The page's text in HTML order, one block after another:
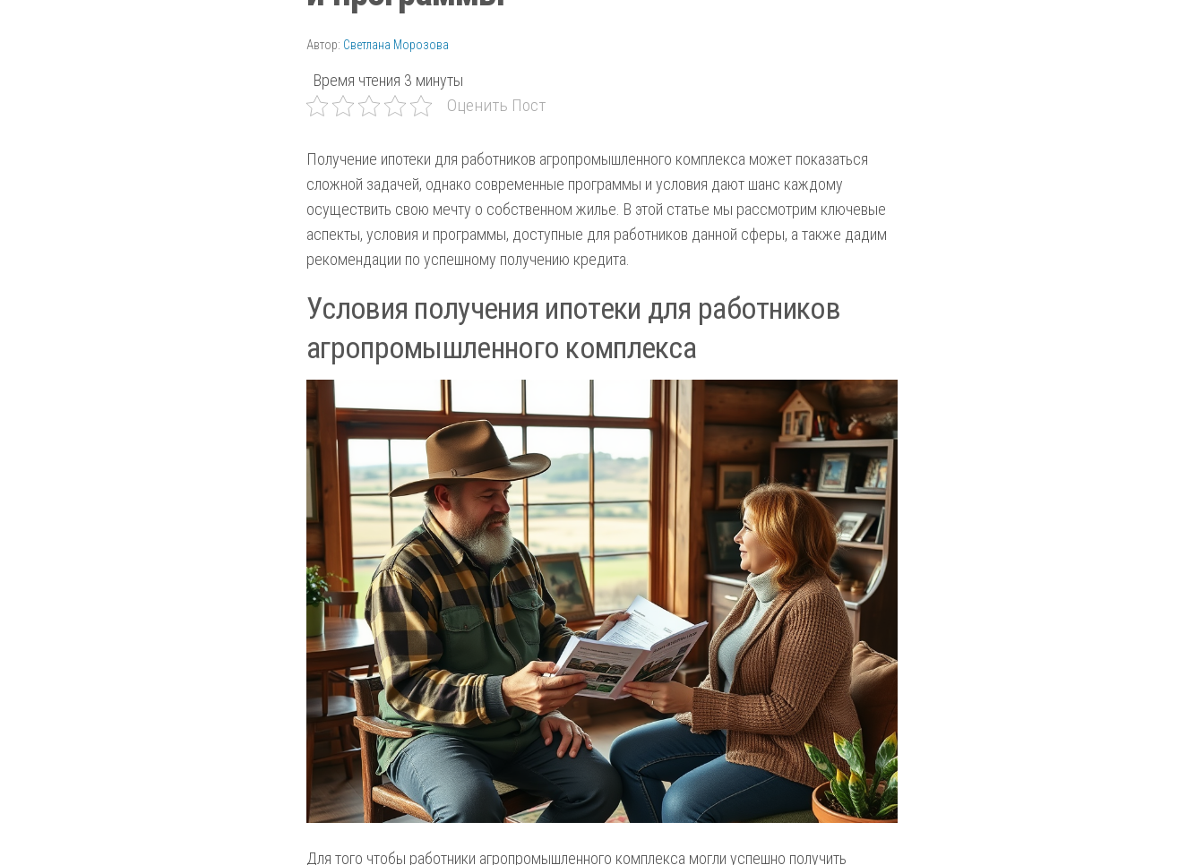
Автор: Светлана Морозова
Время чтения 3 минуты
Оценить Пост
Получение ипотеки для работников агропромышленного комплекса может показаться
сложной задачей, однако современные программы и условия дают шанс каждому
осуществить свою мечту о собственном жилье. В этой статье мы рассмотрим ключевые
аспекты, условия и программы, доступные для работников данной сферы, а также дадим
рекомендации по успешному получению кредита.
Условия получения ипотеки для работников
агропромышленного комплекса
Для того чтобы работники агропромышленного комплекса могли успешно получить